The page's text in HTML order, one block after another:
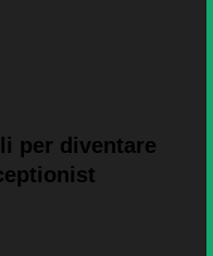
per diventare